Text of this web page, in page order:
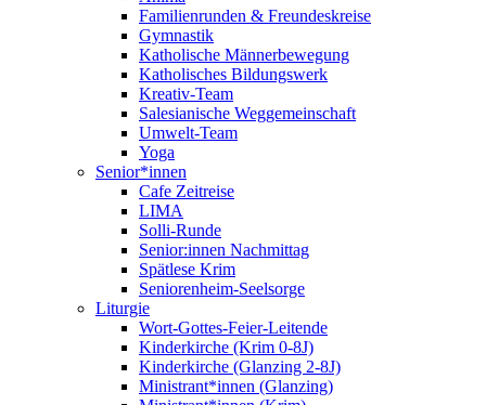
Familienrunden & Freundeskreise
Gymnastik
Katholische Männerbewegung
Katholisches Bildungswerk
Kreativ-Team
Salesianische Weggemeinschaft
Umwelt-Team
Yoga
Senior*innen
Cafe Zeitreise
LIMA
Solli-Runde
Senior:innen Nachmittag
Spätlese Krim
Seniorenheim-Seelsorge
Liturgie
Wort-Gottes-Feier-Leitende
Kinderkirche (Krim 0-8J)
Kinderkirche (Glanzing 2-8J)
Ministrant*innen (Glanzing)